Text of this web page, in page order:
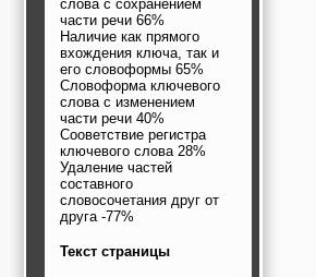
слова с сохранением
части речи 66%
Наличие как прямого
вхождения ключа, так и
его словоформы 65%
Словоформа ключевого
слова с изменением
части речи 40%
Сооветствие регистра
ключевого слова 28%
Удаление частей
составного
словосочетания друг от
друга -77%
Текст страницы